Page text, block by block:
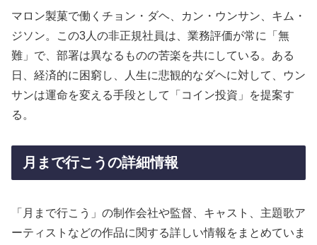
マロン製菓で働くチョン・ダヘ、カン・ウンサン、キム・
ジソン。この3人の非正規社員は、業務評価が常に「無
難」で、部署は異なるものの苦楽を共にしている。ある
日、経済的に困窮し、人生に悲観的なダヘに対して、ウン
サンは運命を変える手段として「コイン投資」を提案す
る。
月まで行こうの詳細情報
「月まで行こう」の制作会社や監督、キャスト、主題歌ア
ーティストなどの作品に関する詳しい情報をまとめていま